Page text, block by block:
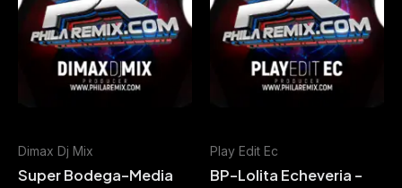
Dimax Dj Mix
Super Bodega-Media
Play Edit Ec
BP-Lolita Echeveria -